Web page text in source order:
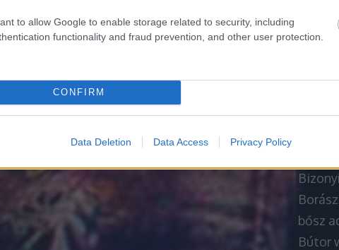
to allow Google to enable storage related to security, including
functionality and fraud prevention, and other user protection.
CONFIRM
Data Deletion Data Access Privacy Policy
a
A
A
A
bárpult
bősz
Bútor